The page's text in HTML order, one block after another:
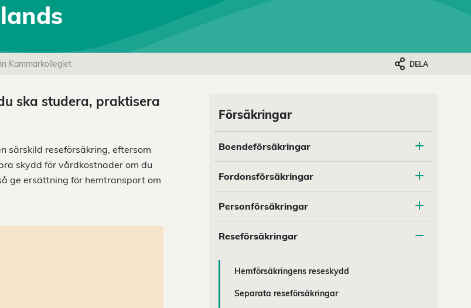
Kammarkollegiet DELA
ska studera, praktisera
särskild reseförsäkring, eftersom
skydd för vårdkostnader om du
ge ersättning för hemtransport om
Försäkringar
Boendeförsäkringar
Fordonsförsäkringar
Personförsäkringar
Reseförsäkringar
Hemförsäkringens reseskydd
Separata reseförsäkringar